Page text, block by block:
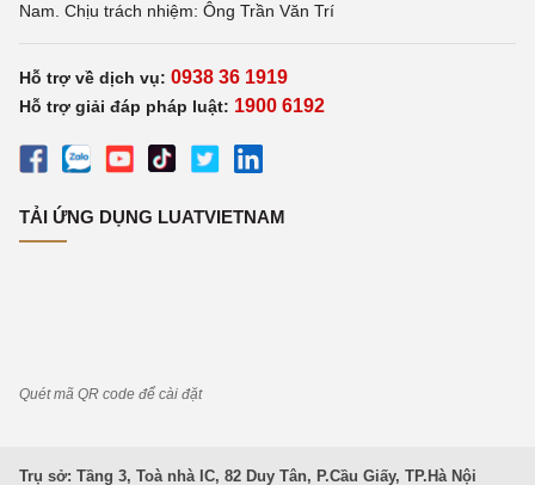
Nam. Chịu trách nhiệm: Ông Trần Văn Trí
Hỗ trợ về dịch vụ: 0938 36 1919
Hỗ trợ giải đáp pháp luật: 1900 6192
TẢI ỨNG DỤNG LUATVIETNAM
Quét mã QR code để cài đặt
Trụ sở: Tầng 3, Toà nhà IC, 82 Duy Tân, P.Cầu Giấy, TP.Hà Nội